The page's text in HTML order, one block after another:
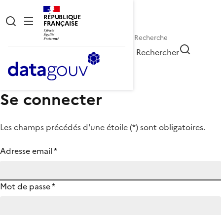
RÉPUBLIQUE
FRANÇAISE
Rechercher
Se connecter
Les champs précédés d'une étoile (*) sont obligatoires.
Adresse email*
Mot de passe*